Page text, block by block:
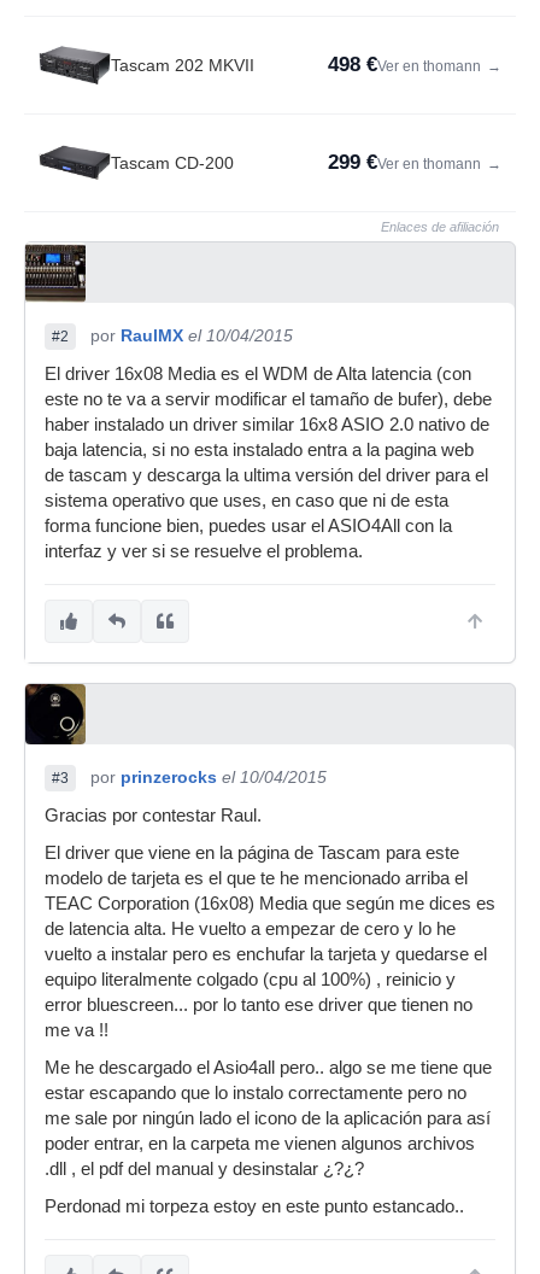
Tascam 202 MKVII 498 €Ver en thomann →
Tascam CD-200 299 €Ver en thomann →
Enlaces de afiliación
#2 por RaulMX el 10/04/2015
El driver 16x08 Media es el WDM de Alta latencia (con
este no te va a servir modificar el tamaño de bufer), debe
haber instalado un driver similar 16x8 ASIO 2.0 nativo de
baja latencia, si no esta instalado entra a la pagina web
de tascam y descarga la ultima versión del driver para el
sistema operativo que uses, en caso que ni de esta
forma funcione bien, puedes usar el ASIO4All con la
interfaz y ver si se resuelve el problema.
#3 por prinzerocks el 10/04/2015
Gracias por contestar Raul.
El driver que viene en la página de Tascam para este
modelo de tarjeta es el que te he mencionado arriba el
TEAC Corporation (16x08) Media que según me dices es
de latencia alta. He vuelto a empezar de cero y lo he
vuelto a instalar pero es enchufar la tarjeta y quedarse el
equipo literalmente colgado (cpu al 100%) , reinicio y
error bluescreen... por lo tanto ese driver que tienen no
me va !!
Me he descargado el Asio4all pero.. algo se me tiene que
estar escapando que lo instalo correctamente pero no
me sale por ningún lado el icono de la aplicación para así
poder entrar, en la carpeta me vienen algunos archivos
.dll , el pdf del manual y desinstalar ¿?¿?
Perdonad mi torpeza estoy en este punto estancado..